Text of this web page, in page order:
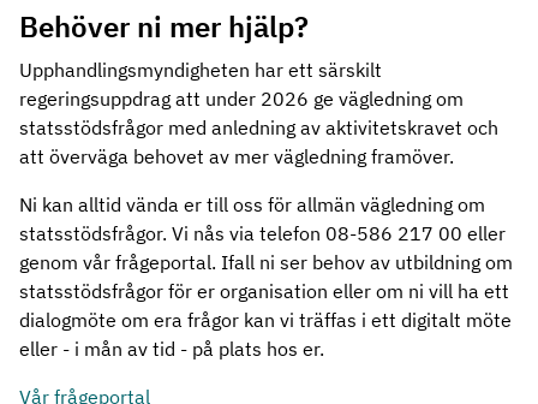
Behöver ni mer hjälp?
Upphandlingsmyndigheten har ett särskilt
regeringsuppdrag att under 2026 ge vägledning om
statsstödsfrågor med anledning av aktivitetskravet och
att överväga behovet av mer vägledning framöver.
Ni kan alltid vända er till oss för allmän vägledning om
statsstödsfrågor. Vi nås via telefon 08-586 217 00 eller
genom vår frågeportal. Ifall ni ser behov av utbildning om
statsstödsfrågor för er organisation eller om ni vill ha ett
dialogmöte om era frågor kan vi träffas i ett digitalt möte
eller - i mån av tid - på plats hos er.
Vår frågeportal